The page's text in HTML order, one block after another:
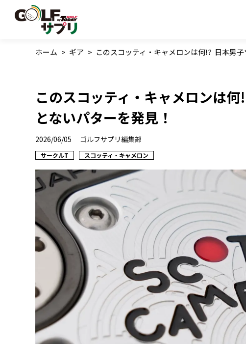
ホーム > ギア > このスコッティ・キャメロンは何!? 日本男
このスコッティ・キャメロンは
とないパターを発見！
2026/06/05 ゴルフサプリ編集部
サークルT スコッティ・キャメロン